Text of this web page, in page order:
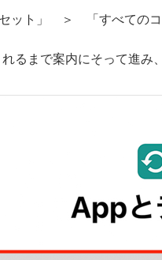
ト」 ＞ 「すべてのコ
るまで案内にそって進み